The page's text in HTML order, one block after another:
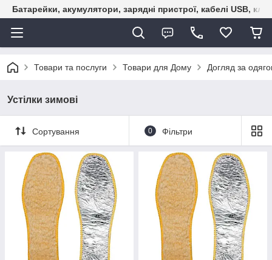
Батарейки, акумулятори, зарядні пристрої, кабелі USB,
Товари та послуги Товари для Дому Догляд за
Устілки зимові
Сортування 0 Фільтри